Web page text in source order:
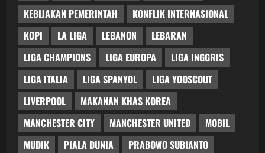
KEBIJAKAN PEMERINTAH
KONFLIK INTERNASIONAL
KOPI
LA LIGA LEBANON
LEBARAN
LIGA CHAMPIONS
LIGA EUROPA
LIGA INGGRIS
LIGA ITALIA
LIGA SPANYOL
LIGA YOOSCOUT
LIVERPOOL
MAKANAN KHAS KOREA
MANCHESTER CITY
MANCHESTER UNITED
MOBIL
MUDIK
PIALA DUNIA
PRABOWO SUBIANTO